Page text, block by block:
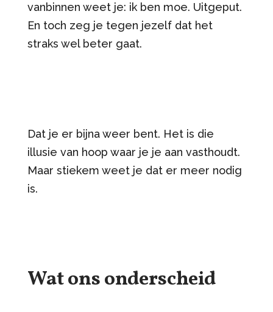
vanbinnen weet je: ik ben moe. Uitgeput.
En toch zeg je tegen jezelf dat het
straks wel beter gaat.
Dat je er bijna weer bent. Het is die
illusie van hoop waar je je aan vasthoudt.
Maar stiekem weet je dat er meer nodig
is.
Wat ons onderscheid